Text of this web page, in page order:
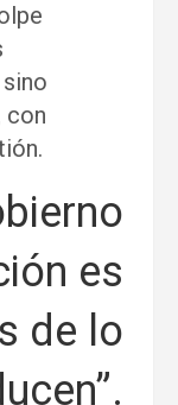
con
es
de lo